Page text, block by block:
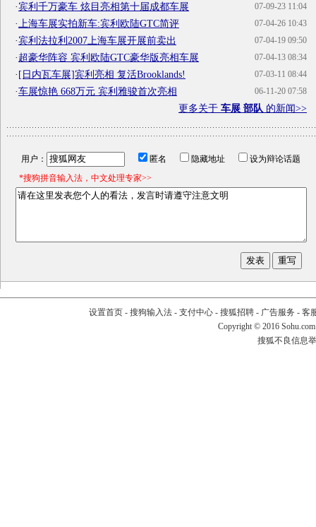
07-09-23 11:04
·宾利千万豪车 炫目亮相第十届成都车展
07-04-26 10:43
· 上海车展实拍新车:宾利欧陆GTC简评
07-04-19 09:50
·宾利法拉利2007上海车展开展前卖出
07-04-13 08:34
·超豪华阵容 宾利欧陆GTC豪华版亮相车展
07-03-11 08:44
·[日内瓦车展]宾利亮相 复活Brooklands!
06-11-20 07:58
·车展惊艳 668万元 宾利雅骏首次亮相
更多关于 车展 部队 的新闻>>
用户： 匿名 隐藏地址
设为辩论话题
*搜狗拼音输入法，中文处理专家>>
设置首页- 搜狗输入法- 支付中心- 搜狐招聘- 广告服务 - 客
Copyright © 2016
搜狐不良信息